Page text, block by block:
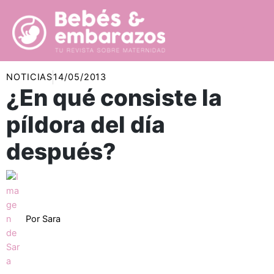
contenido
NOTICIAS14/05/2013
¿En qué consiste la
píldora del día
después?
Por Sara